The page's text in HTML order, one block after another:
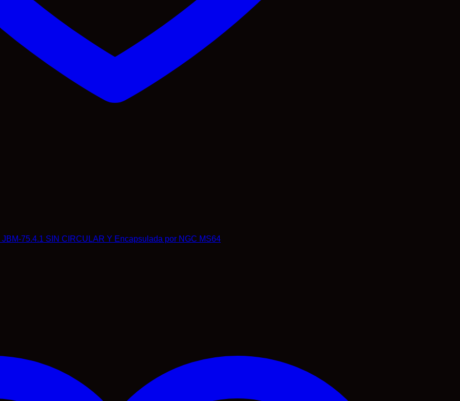
75.4.1 SIN CIRCULAR Y Encapsulada por NGC MS64